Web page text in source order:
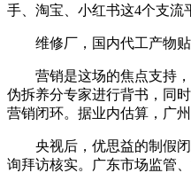
手、淘宝、小红书这4个支流
维修厂，国内代工产物贴
营销是这场的焦点支持，
伪拆养分专家进行背书，同
营销闭环。据业内估算，广
央视后，优思益的制假闭
询拜访核实。广东市场监管